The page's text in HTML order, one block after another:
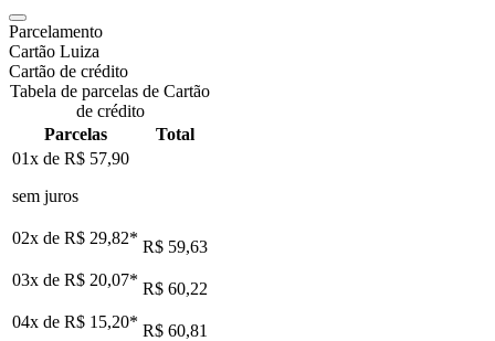
Parcelamento
Cartão Luiza
Cartão de crédito
Tabela de parcelas de Cartão
de crédito
Parcelas
Total
01x de R$ 57,90
sem juros
02x de R$ 29,82* R$ 59,63
03x de R$ 20,07* R$ 60,22
04x de R$ 15,20* R$ 60,81